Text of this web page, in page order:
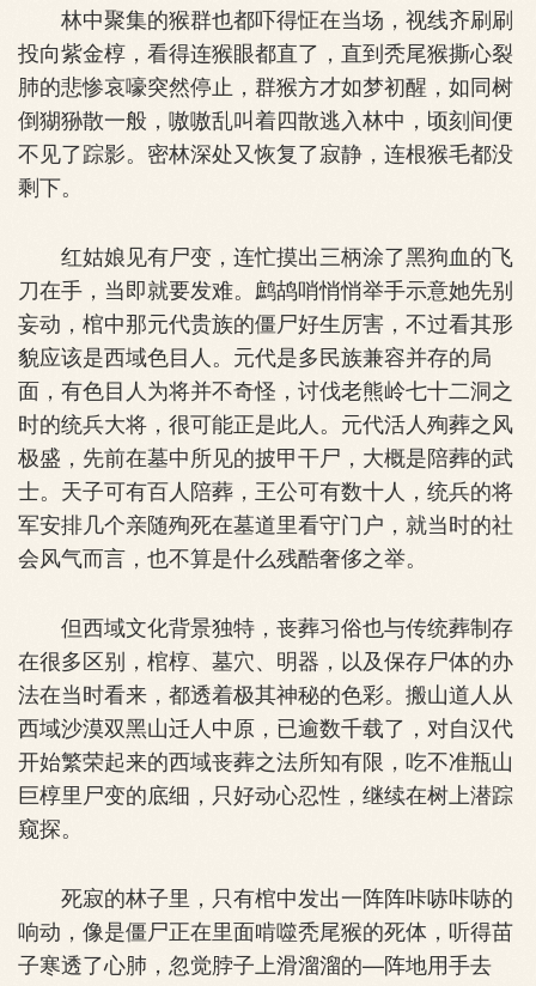
林中聚集的猴群也都吓得怔在当场，视线齐刷刷
投向紫金椁，看得连猴眼都直了，直到秃尾猴撕心裂
肺的悲惨哀嚎突然停止，群猴方才如梦初醒，如同树
倒猢狲散一般，嗷嗷乱叫着四散逃入林中，顷刻间便
不见了踪影。密林深处又恢复了寂静，连根猴毛都没
剩下。
红姑娘见有尸变，连忙摸出三柄涂了黑狗血的飞
刀在手，当即就要发难。鹧鸪哨悄悄举手示意她先别
妄动，棺中那元代贵族的僵尸好生厉害，不过看其形
貌应该是西域色目人。元代是多民族兼容并存的局
面，有色目人为将并不奇怪，讨伐老熊岭七十二洞之
时的统兵大将，很可能正是此人。元代活人殉葬之风
极盛，先前在墓中所见的披甲干尸，大概是陪葬的武
士。天子可有百人陪葬，王公可有数十人，统兵的将
军安排几个亲随殉死在墓道里看守门户，就当时的社
会风气而言，也不算是什么残酷奢侈之举。
但西域文化背景独特，丧葬习俗也与传统葬制存
在很多区别，棺椁、墓穴、明器，以及保存尸体的办
法在当时看来，都透着极其神秘的色彩。搬山道人从
西域沙漠双黑山迁人中原，已逾数千载了，对自汉代
开始繁荣起来的西域丧葬之法所知有限，吃不准瓶山
巨椁里尸变的底细，只好动心忍性，继续在树上潜踪
窥探。
死寂的林子里，只有棺中发出一阵阵咔哧咔哧的
响动，像是僵尸正在里面啃噬秃尾猴的死体，听得苗
子寒透了心肺，忽觉脖子上滑溜溜的—阵地用手去